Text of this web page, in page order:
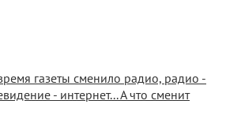
газеты сменило радио, радио -
- интернет... А что сменит